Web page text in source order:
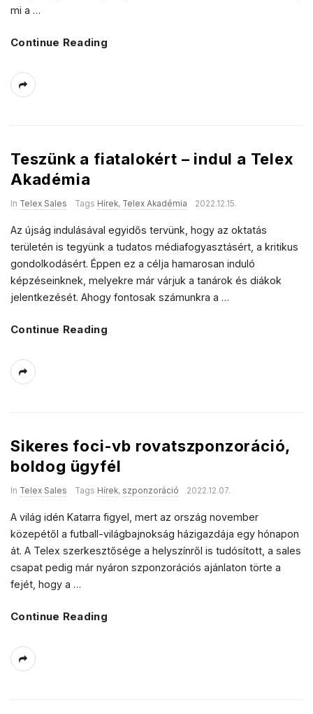
mi a …
Continue Reading
Teszünk a fiatalokért – indul a Telex
Akadémia
In Telex Sales Tags Hírek, Telex Akadémia 2022.12.15.
Az újság indulásával egyidős tervünk, hogy az oktatás
területén is tegyünk a tudatos médiafogyasztásért, a kritikus
gondolkodásért. Éppen ez a célja hamarosan induló
képzéseinknek, melyekre már várjuk a tanárok és diákok
jelentkezését. Ahogy fontosak számunkra a …
Continue Reading
Sikeres foci-vb rovatszponzoráció,
boldog ügyfél
In Telex Sales Tags Hírek, szponzoráció 2022.12.07.
A világ idén Katarra figyel, mert az ország november
közepétől a futball-világbajnokság házigazdája egy hónapon
át. A Telex szerkesztősége a helyszínről is tudósított, a sales
csapat pedig már nyáron szponzorációs ajánlaton törte a
fejét, hogy a …
Continue Reading